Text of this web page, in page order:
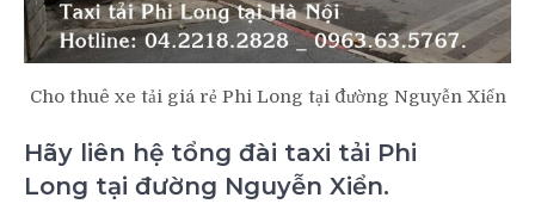
Cho thuê xe tải giá rẻ Phi Long tại đường Nguyễn Xiển
Hãy liên hệ tổng đài taxi tải Phi
Long tại đường Nguyễn Xiển.